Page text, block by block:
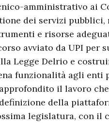
amministrativo ai
dei servizi pubblici,
e risorse
avviato da UPI per
Legge Delrio e
funzionalità agli enti
il lavoro
della
legislatura, con il